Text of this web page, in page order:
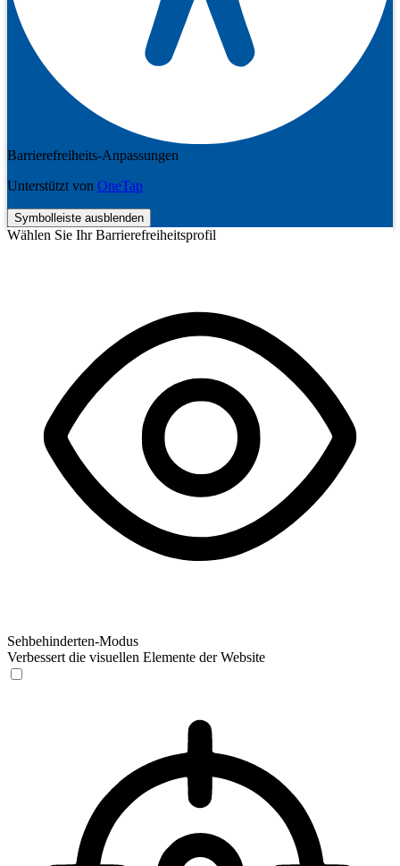
Barrierefreiheits-Anpassungen
Unterstützt von OneTap
Symbolleiste ausblenden
Wählen Sie Ihr Barrierefreiheitsprofil
Sehbehinderten-Modus
Verbessert die visuellen Elemente der Website